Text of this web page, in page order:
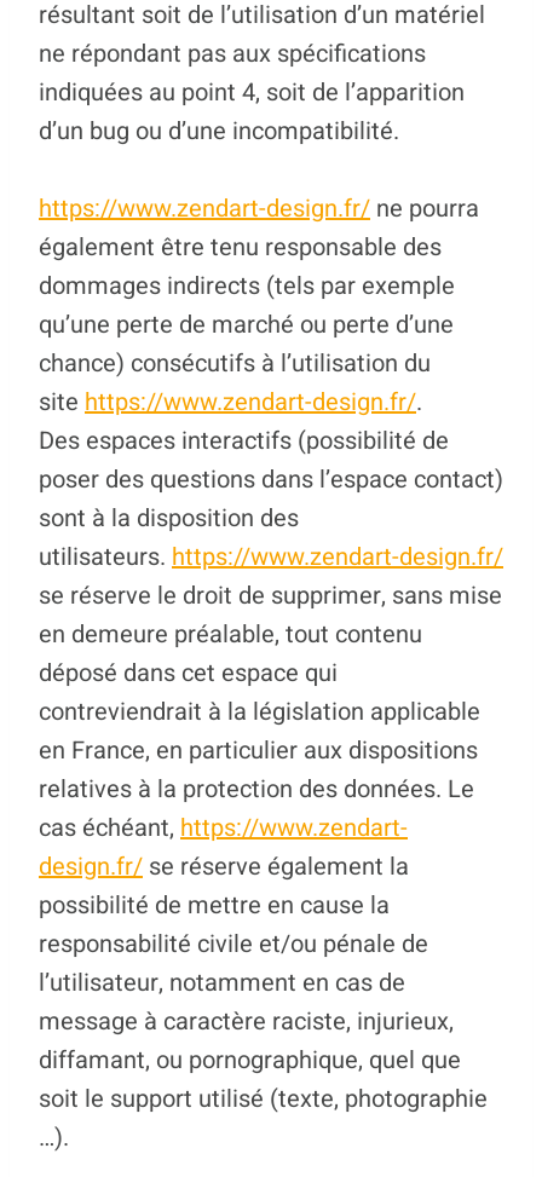
résultant soit de l’utilisation d’un matériel
ne répondant pas aux spécifications
indiquées au point 4, soit de l’apparition
d’un bug ou d’une incompatibilité.
https://www.zendart-design.fr/ ne pourra
également être tenu responsable des
dommages indirects (tels par exemple
qu’une perte de marché ou perte d’une
chance) consécutifs à l’utilisation du
site https://www.zendart-design.fr/.
Des espaces interactifs (possibilité de
poser des questions dans l’espace contact)
sont à la disposition des
utilisateurs. https://www.zendart-design.fr/
se réserve le droit de supprimer, sans mise
en demeure préalable, tout contenu
déposé dans cet espace qui
contreviendrait à la législation applicable
en France, en particulier aux dispositions
relatives à la protection des données. Le
cas échéant, https://www.zendart-
design.fr/ se réserve également la
possibilité de mettre en cause la
responsabilité civile et/ou pénale de
l’utilisateur, notamment en cas de
message à caractère raciste, injurieux,
diffamant, ou pornographique, quel que
soit le support utilisé (texte, photographie
…).